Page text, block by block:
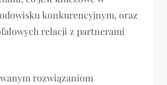
konkurencyjnym, oraz
relacji z partnerami
rozwiązaniom